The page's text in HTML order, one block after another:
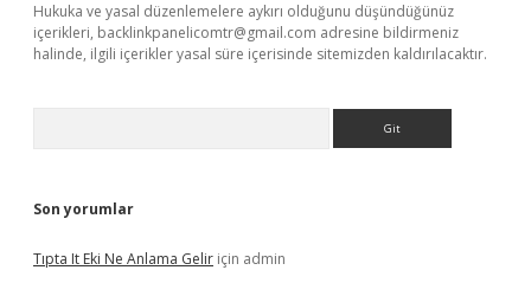
Hukuka ve yasal düzenlemelere aykırı olduğunu düşündüğünüz
içerikleri, backlinkpanelicomtr@gmail.com adresine bildirmeniz
halinde, ilgili içerikler yasal süre içerisinde sitemizden kaldırılacaktır.
Son yorumlar
Tıpta It Eki Ne Anlama Gelir için admin